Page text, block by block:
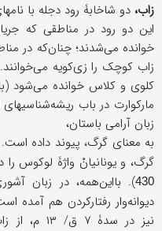
زاب، دو شاخابۀ رود دجله با
این دو رود در مناطقی که
خوانده می‌شدند؛ چنان‌که در
زاب کوچک را زی‌کویه
مارکوارت در باب
زبان آرامی باستان،
به معنای گرگ، پیوند داده
گرگ، و یونانیانْ واژۀ لوکوس
430). بااین‌همه، در زبان
دیوانه‌وار رفتارکردن هم آمده
نیز در